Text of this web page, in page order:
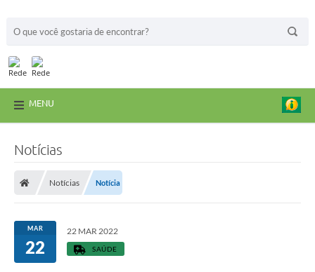
MENU
Notícias
Notícias Notícia
MAR
22
22 MAR 2022
SAÚDE